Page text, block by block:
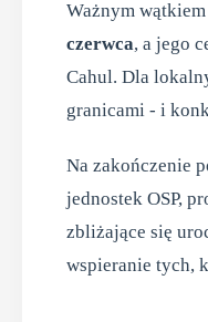
Ważnym
czerwca, a jego
Cahul. Dla
granicami - i
Na zakończenie
jednostek OSP,
zbliżające się
wspieranie tych,